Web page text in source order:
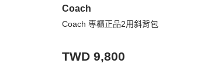
Coach
Coach 專櫃正品2用斜背包
TWD 9,800